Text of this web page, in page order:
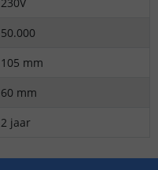
50.000
105 mm
60 mm
2 jaar